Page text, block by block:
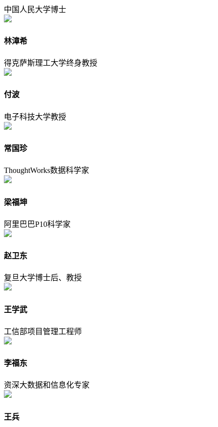
中国人民大学博士
林漳希
得克萨斯理工大学终身教授
付波
电子科技大学教授
常国珍
ThoughtWorks数据科学家
梁福坤
阿里巴巴P10科学家
赵卫东
复旦大学博士后、教授
王学武
工信部项目管理工程师
李福东
资深大数据和信息化专家
王兵